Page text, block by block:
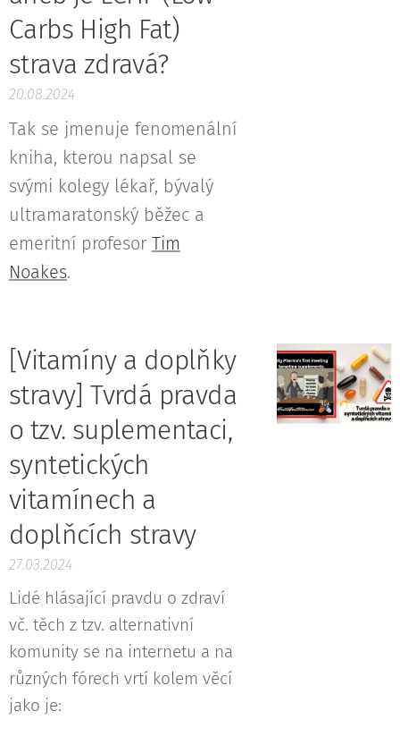
Carbs High Fat)
strava zdravá?
20.08.2024
Tak se jmenuje fenomenální
kniha, kterou napsal se
svými kolegy lékař, bývalý
ultramaratonský běžec a
emeritní profesor Tim
Noakes.
[Vitamíny a doplňky
stravy] Tvrdá pravda
o tzv. suplementaci,
syntetických
vitamínech a
doplňcích stravy
27.03.2024
Lidé hlásající pravdu o zdraví
vč. těch z tzv. alternativní
komunity se na internetu a na
různých fórech vrtí kolem věcí
jako je: